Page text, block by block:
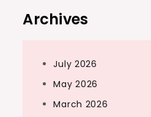
Archives
July 2026
May 2026
March 2026